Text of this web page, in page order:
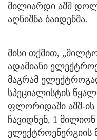
მილიარდი აშშ
აღნიშნა ბაიდენმა.
მისი თქმით,
ადამიანი
მაგრამ
სპეციალისტის
ფლორიდაში აშშ-ის
ჩავიდნენ, 1 მილიონ
ელექტროენერგიის